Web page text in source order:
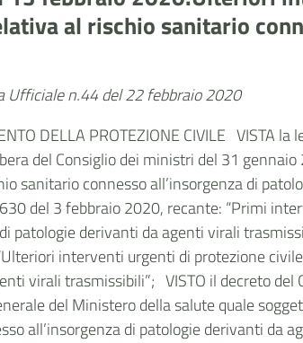
al rischio sanitario
Ufficiale n.44 del 22 febbraio 2020
DELLA PROTEZIONE CIVILE
del Consiglio dei ministri del 31
sanitario connesso all’insorgenza di
del 3 febbraio 2020, recante: “Primi
patologie derivanti da agenti virali
interventi urgenti di protezione
virali trasmissibili”; VISTO il decreto
del Ministero della salute quale
all’insorgenza di patologie derivanti da